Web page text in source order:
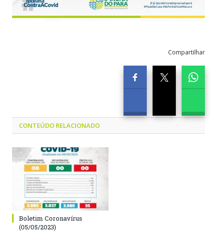
Compartilhar
CONTEÚDO RELACIONADO
Boletim Coronavírus
(05/05/2023)